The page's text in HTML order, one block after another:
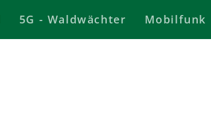
5G - Waldwächter Mobilfunk